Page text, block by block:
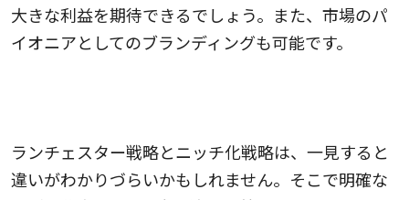
大きな利益を期待できるでしょう。また、市場のパ
イオニアとしてのブランディングも可能です。
ランチェスター戦略とニッチ化戦略は、一見すると
違いがわかりづらいかもしれません。そこで明確な